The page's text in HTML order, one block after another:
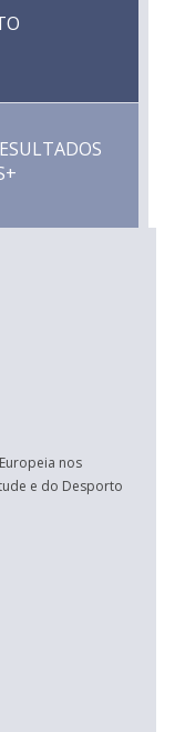
nos
e do Desporto